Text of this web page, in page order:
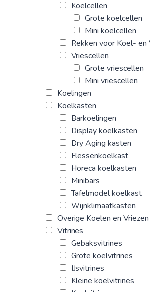
Koelcellen
Grote koelcellen
Mini koelcellen
Rekken voor Koel- en
Vriescellen
Grote vriescellen
Mini vriescellen
Koelingen
Koelkasten
Barkoelingen
Display koelkasten
Dry Aging kasten
Flessenkoelkast
Horeca koelkasten
Minibars
Tafelmodel koelkast
Wijnklimaatkasten
Overige Koelen en Vriezen
Vitrines
Gebaksvitrines
Grote koelvitrines
IJsvitrines
Kleine koelvitrines